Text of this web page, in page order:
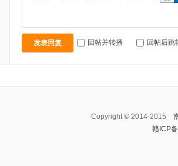
发表回复 回帖并转播 回帖后跳
Copyright © 2014-2015
赣ICP